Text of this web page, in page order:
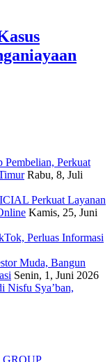
Perkuat
Rabu, 8, Juli
Perkuat Layanan
Kamis, 25, Juni
Perluas Informasi
Muda, Bangun
Senin, 1, Juni 2026
Nisfu Sya’ban,